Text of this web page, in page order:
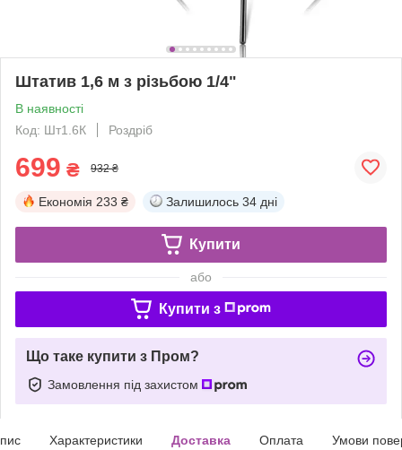
Штатив 1,6 м з різьбою 1/4"
В наявності
Код: Шт1.6К
Роздріб
699 ₴ 932 ₴
Економія 233 ₴ Залишилось 34 дні
Купити
або
Купити з
Що таке купити з Пром?
Замовлення під захистом
Характеристики Доставка Оплата Умови